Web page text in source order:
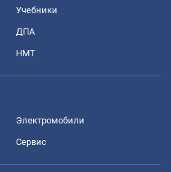
Учебники
ДПА
НМТ
Электромобили
Сервис